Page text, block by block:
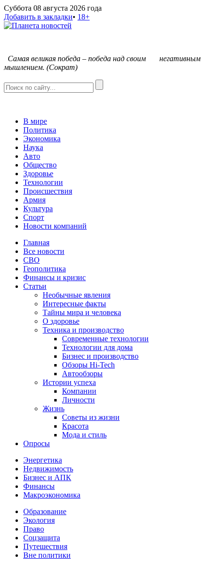
Суббота 08 августа 2026 года
Добавить в закладки• 18+
Самая великая победа – победа над своим негативным
мышлением. (Сократ)
В мире
Политика
Экономика
Наука
Авто
Общество
Здоровье
Технологии
Происшествия
Армия
Культура
Спорт
Новости компаний
Главная
Все новости
СВО
Геополитика
Финансы и кризис
Статьи
Необычные явления
Интересные факты
Тайны мира и человека
О здоровье
Техника и производство
Современные технологии
Технологии для дома
Бизнес и производство
Обзоры Hi-Tech
Автообзоры
Истории успеха
Компании
Личности
Жизнь
Советы из жизни
Красота
Мода и стиль
Опросы
Энергетика
Недвижимость
Бизнес и АПК
Финансы
Макроэкономика
Образование
Экология
Право
Соцзащита
Путешествия
Вне политики